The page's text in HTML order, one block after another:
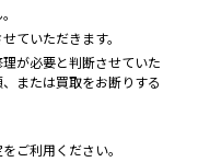
ていただきます。
が必要と判断させていた
または買取をお断りする
ご利用ください。